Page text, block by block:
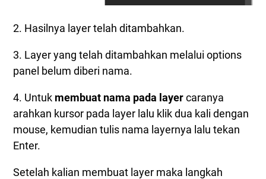
2. Hasilnya layer telah ditambahkan.
3. Layer yang telah ditambahkan melalui options
panel belum diberi nama.
4. Untuk membuat nama pada layercaranya
arahkan kursor pada layer lalu klik dua kali dengan
mouse, kemudian tulis nama layernya lalu tekan
Enter.
Setelah kalian membuat layer maka langkah